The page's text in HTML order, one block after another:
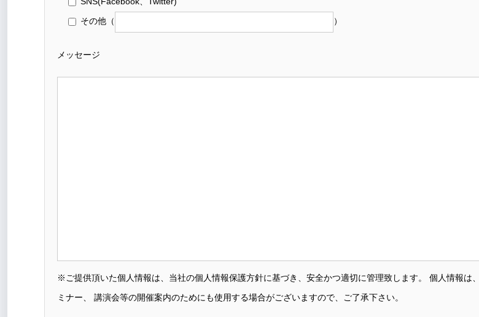
その他 （ ）
メッセージ
※ご提供頂いた個人情報は、当社の個人情報保護方針に基づき、安全かつ適切に管理致します。 個人情報
ミナー、 講演会等の開催案内のためにも使用する場合がございますので、ご了承下さい。